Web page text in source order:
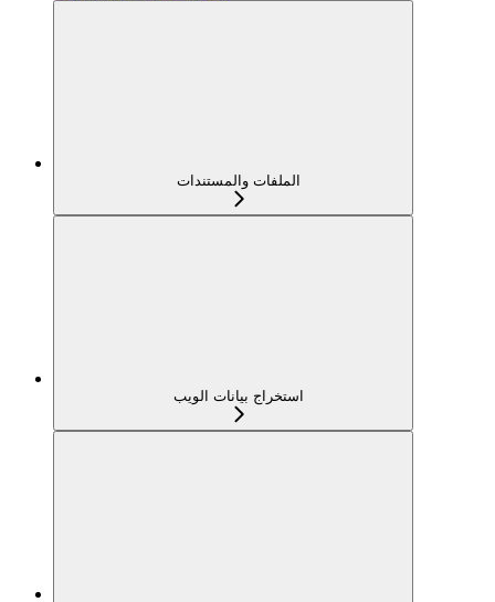
الملفات والمستندات
استخراج بيانات الويب